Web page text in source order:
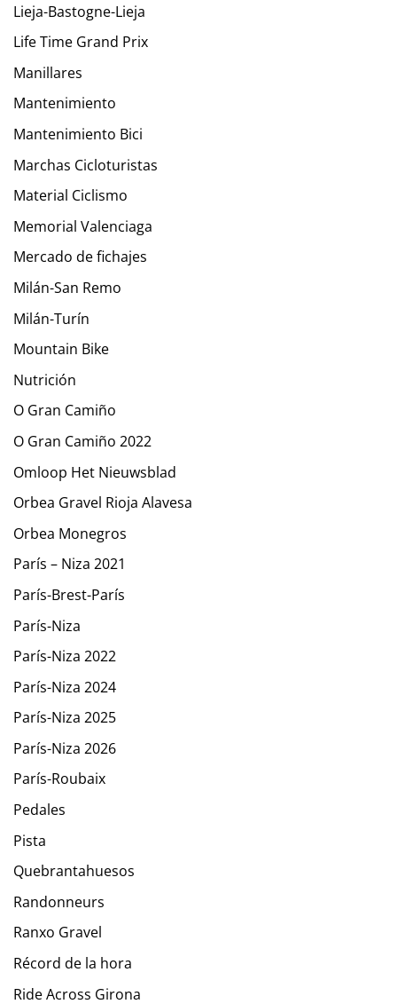
Lieja-Bastogne-Lieja
Life Time Grand Prix
Manillares
Mantenimiento
Mantenimiento Bici
Marchas Cicloturistas
Material Ciclismo
Memorial Valenciaga
Mercado de fichajes
Milán-San Remo
Milán-Turín
Mountain Bike
Nutrición
O Gran Camiño
O Gran Camiño 2022
Omloop Het Nieuwsblad
Orbea Gravel Rioja Alavesa
Orbea Monegros
París – Niza 2021
París-Brest-París
París-Niza
París-Niza 2022
París-Niza 2024
París-Niza 2025
París-Niza 2026
París-Roubaix
Pedales
Pista
Quebrantahuesos
Randonneurs
Ranxo Gravel
Récord de la hora
Ride Across Girona